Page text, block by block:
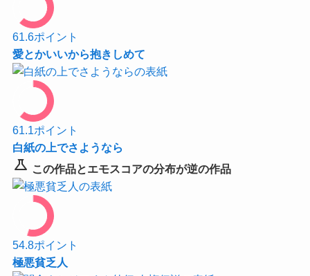
61.6ポイント
愛とかいいから抱きしめて
61.1 ポイント
白紙の上でさようなら
science この作品とエモスコアの分布が逆の作品
54.8ポイント
極悪貧乏人